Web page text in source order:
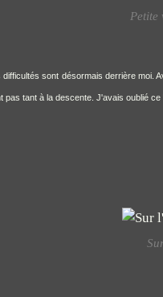
Petite
difficultés sont désormais derrière moi.
pas tant à la descente. J'avais oublié ce